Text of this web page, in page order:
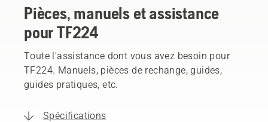
Pièces, manuels et assistance
pour TF224
Toute l'assistance dont vous avez besoin pour
TF224. Manuels, pièces de rechange, guides,
guides pratiques, etc.
Spécifications